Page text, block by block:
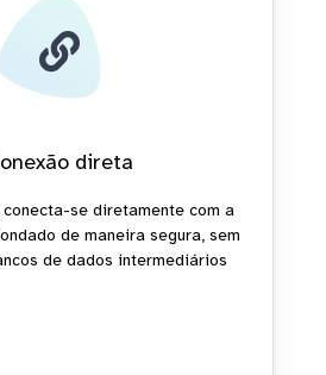
direta
se diretamente com a
de maneira segura, sem
de dados intermediários